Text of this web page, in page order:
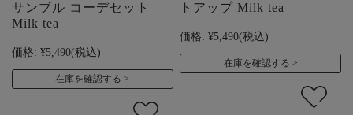
サンブル コーデセット
Milk tea
価格: ¥5,490(税込)
在庫を確認する
トアップ Milk tea
価格: ¥5,490(税込)
在庫を確認する